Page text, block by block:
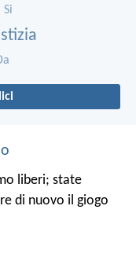
Si
liberi; state
di nuovo il giogo